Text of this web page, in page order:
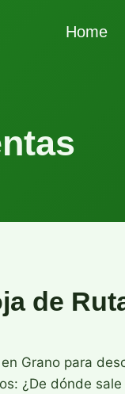
Home
de
Grano para
¿De dónde